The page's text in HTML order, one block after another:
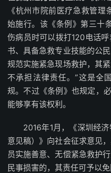
《杭州市院前医疗急救管
始施行。该《条例》第三十
伤病员时可以拨打120电话
书、具备急救专业技能的公
规范实施紧急现场救护，其
不承担法律责任。”这是全
规。不过《条例》也规定，
能够享有该权利。
2016年1月，《深圳经
意见稿）》向社会征求意见
员实施善意、无偿紧急救护
民事损害的，其责任可予以免